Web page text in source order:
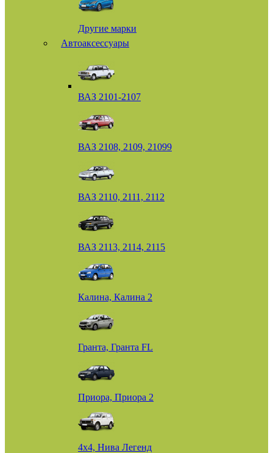
Другие марки
Автоаксессуары
ВАЗ 2101-2107
ВАЗ 2108, 2109, 21099
ВАЗ 2110, 2111, 2112
ВАЗ 2113, 2114, 2115
Калина, Калина 2
Гранта, Гранта FL
Приора, Приора 2
4х4, Нива Легенд